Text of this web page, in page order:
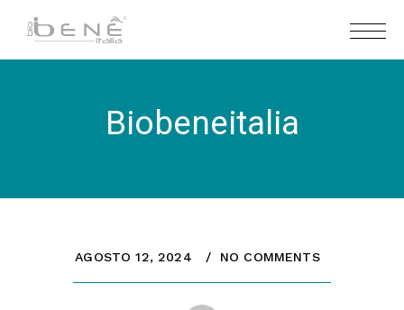
Biobeneitalia
AGOSTO 12, 2024 NO COMMENTS